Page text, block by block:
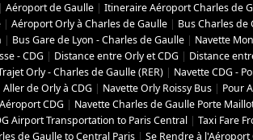
Aéroport de Gaulle | Itineraire Aéroport Charles de
| Aéroport Orly à Charles de Gaulle | Bus Charles de
| Bus Gare de Lyon - Charles de Gaulle | Navette
- CDG | Distance entre Orly et CDG | Distance
Orly - Charles de Gaulle (RER) | Navette CDG -
Aller de Orly à CDG | Navette Orly Roissy Bus | Pour
CDG | Navette Charles de Gaulle Porte
Airport Transportation to Paris Central | Taxi Fare
de Gaulle to Central Paris | Se Rendre à